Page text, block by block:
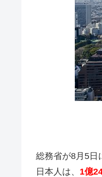
総務省が8月5日
日本人は、 1億